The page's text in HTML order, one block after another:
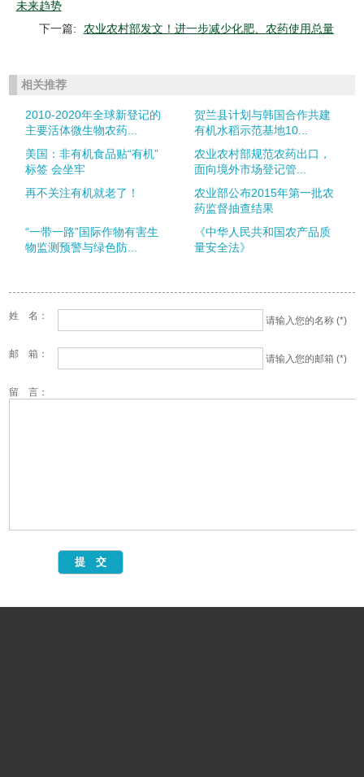
未来趋势
下一篇:
农业农村部发文！进一步减少化肥、农药使用总量
相关推荐
2010-2020年全球新登记的
主要活体微生物农药...
贺兰县计划与韩国合作共建
有机水稻示范基地10...
美国：非有机食品贴“有机”
标签 会坐牢
农业农村部规范农药出口，
面向境外市场登记管...
再不关注有机就老了！
农业部公布2015年第一批农
药监督抽查结果
“一带一路”国际作物有害生
物监测预警与绿色防...
《中华人民共和国农产品质
量安全法》
姓 名： 请输入您的名称 (*)
邮 箱： 请输入您的邮箱 (*)
留 言：